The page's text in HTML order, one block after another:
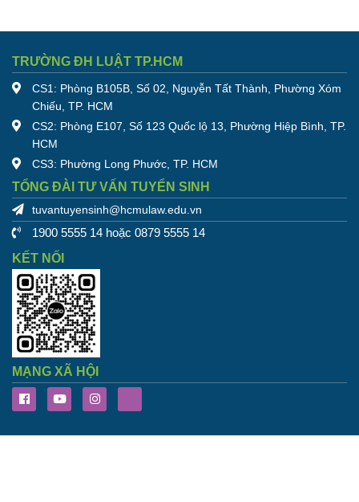
TRƯỜNG ĐH LUẬT TP.HCM
CS1: Phòng B105B, Số 02, Nguyễn Tất Thành, Phường Xóm
Chiếu, TP. HCM
CS2: Phòng E107, Số 123 Quốc lộ 13, Phường Hiệp Bình, TP.
HCM
CS3: Phường Long Phước, TP. HCM
TỔNG ĐÀI TƯ VẤN TUYỂN SINH
tuvantuyensinh@hcmulaw.edu.vn
1900 5555 14 hoặc 0879 5555 14
KẾT NỐI
MẠNG XÃ HỘI